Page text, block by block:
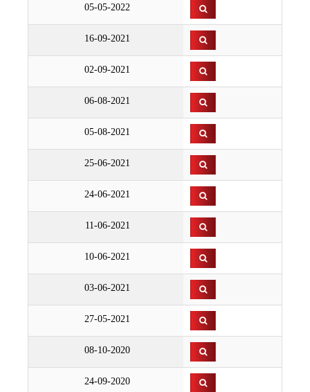
05-05-2022
16-09-2021
02-09-2021
06-08-2021
05-08-2021
25-06-2021
24-06-2021
11-06-2021
10-06-2021
03-06-2021
27-05-2021
08-10-2020
24-09-2020